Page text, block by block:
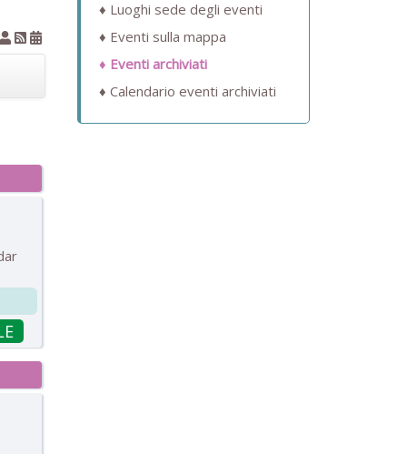
Luoghi sede degli eventi
Eventi sulla mappa
Eventi archiviati
Calendario eventi archiviati